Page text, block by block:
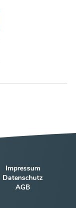
Impressum
Datenschutz
AGB